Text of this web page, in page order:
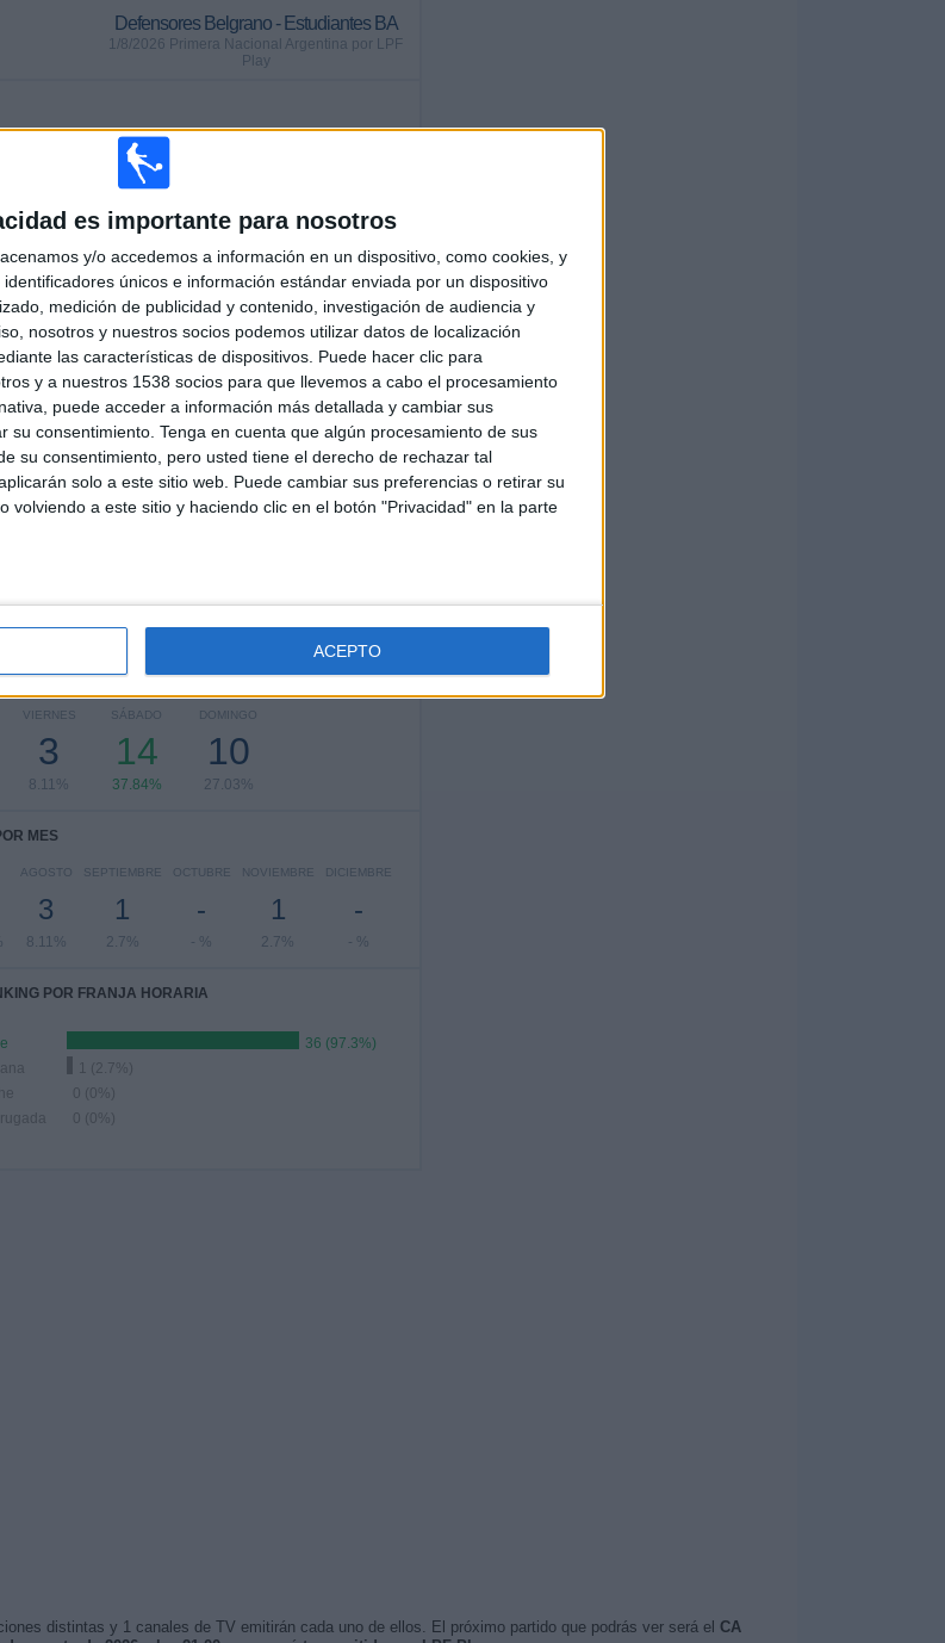
es importante para nosotros
y/o accedemos a información en un dispositivo, como cookies, y
únicos e información estándar enviada por un dispositivo
medición de publicidad y contenido, investigación de audiencia y
nosotros y nuestros socios podemos utilizar datos de localización
las características de dispositivos. Puede hacer clic para
y a nuestros 1538 socios para que llevemos a cabo el procesamiento
puede acceder a información más detallada y cambiar sus
su consentimiento. Tenga en cuenta que algún procesamiento de sus
su consentimiento, pero usted tiene el derecho de rechazar tal
solo a este sitio web. Puede cambiar sus preferencias o retirar su
volviendo a este sitio y haciendo clic en el botón "Privacidad" en la parte
ACEPTO
Defensores Belgrano - Estudiantes BA
1/8/2026 Primera Nacional Argentina por LPF
Play
CANALES TV
SIN PARTIDO
GRATUÍTO
PARTIDOS
CONSECUTIVOS
DE PAGO
27
RIVALES
4
VS Almirante
Brown
2
COMPETICIONES
POR COMPETICIONES
Primera Nacional Argentina
34 (91.89%)
Copa Argentina
3 (8.11%)
DE LA SEMANA
VIERNES
3
8.11%
SÁBADO
14
37.84%
DOMINGO
10
27.03%
MES
AGOSTO
3
8.11%
SEPTIEMBRE
1
2.7%
OCTUBRE
-
- %
NOVIEMBRE
1
2.7%
DICIEMBRE
-
- %
POR FRANJA HORARIA
36 (97.3%)
1 (2.7%)
0 (0%)
0 (0%)
distintas y 1 canales de TV emitirán cada uno de ellos. El próximo partido que podrás ver será el CA